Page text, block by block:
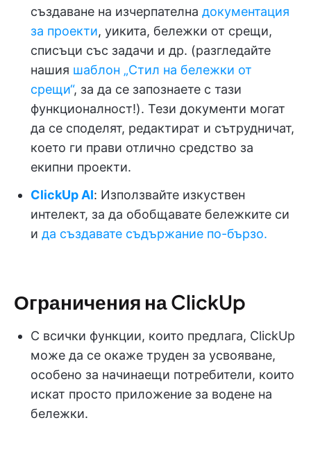
създаване на изчерпателна документация
за проекти, уикита, бележки от срещи,
списъци със задачи и др. (разгледайте
нашия шаблон „Стил на бележки от
срещи“, за да се запознаете с тази
функционалност!). Тези документи могат
да се споделят, редактират и сътрудничат,
което ги прави отлично средство за
екипни проекти.
ClickUp AI: Използвайте изкуствен
интелект, за да обобщавате бележките си
и да създавате съдържание по-бързо.
Ограничения на ClickUp
С всички функции, които предлага, ClickUp
може да се окаже труден за усвояване,
особено за начинаещи потребители, които
искат просто приложение за водене на
бележки.